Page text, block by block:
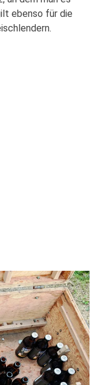
ebenso für die